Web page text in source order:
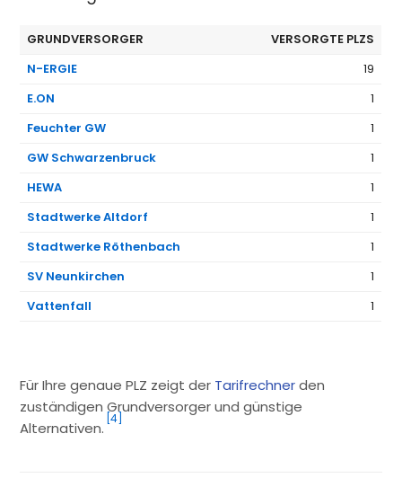
GRUNDVERSORGER
VERSORGTE PLZS
N-ERGIE
19
E.ON
1
Feuchter GW
1
GW Schwarzenbruck
1
HEWA
1
Stadtwerke Altdorf
1
Stadtwerke Röthenbach
1
SV Neunkirchen
1
Vattenfall
1
Für Ihre genaue PLZ zeigt der Tarifrechnerden
zuständigen Grundversorger und günstige
Alternativen.
[4]